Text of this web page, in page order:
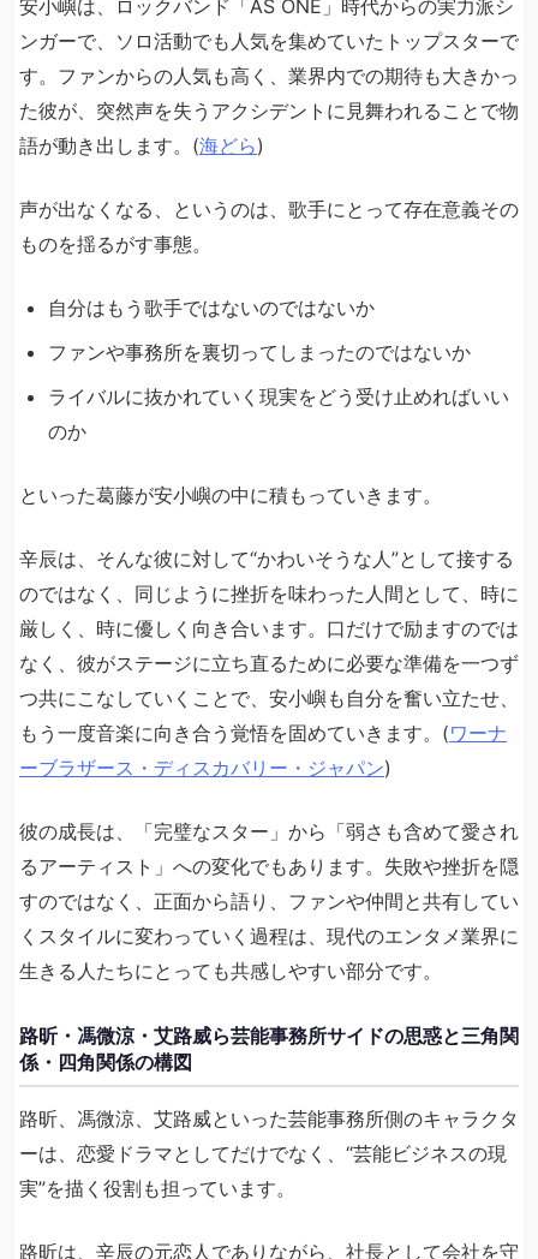
安小嶼は、ロックバンド「AS ONE」時代からの実力派シ
ンガーで、ソロ活動でも人気を集めていたトップスターで
す。ファンからの人気も高く、業界内での期待も大きかっ
た彼が、突然声を失うアクシデントに見舞われることで物
語が動き出します。(海どら)
声が出なくなる、というのは、歌手にとって存在意義その
ものを揺るがす事態。
自分はもう歌手ではないのではないか
ファンや事務所を裏切ってしまったのではないか
ライバルに抜かれていく現実をどう受け止めればいい
のか
といった葛藤が安小嶼の中に積もっていきます。
辛辰は、そんな彼に対して“かわいそうな人”として接する
のではなく、同じように挫折を味わった人間として、時に
厳しく、時に優しく向き合います。口だけで励ますのでは
なく、彼がステージに立ち直るために必要な準備を一つず
つ共にこなしていくことで、安小嶼も自分を奮い立たせ、
もう一度音楽に向き合う覚悟を固めていきます。(ワーナ
ーブラザース・ディスカバリー・ジャパン)
彼の成長は、「完璧なスター」から「弱さも含めて愛され
るアーティスト」への変化でもあります。失敗や挫折を隠
すのではなく、正面から語り、ファンや仲間と共有してい
くスタイルに変わっていく過程は、現代のエンタメ業界に
生きる人たちにとっても共感しやすい部分です。
路昕・馮微涼・艾路威ら芸能事務所サイドの思惑と三角関
係・四角関係の構図
路昕、馮微涼、艾路威といった芸能事務所側のキャラクタ
ーは、恋愛ドラマとしてだけでなく、“芸能ビジネスの現
実”を描く役割も担っています。
路昕は、辛辰の元恋人でありながら、社長として会社を守